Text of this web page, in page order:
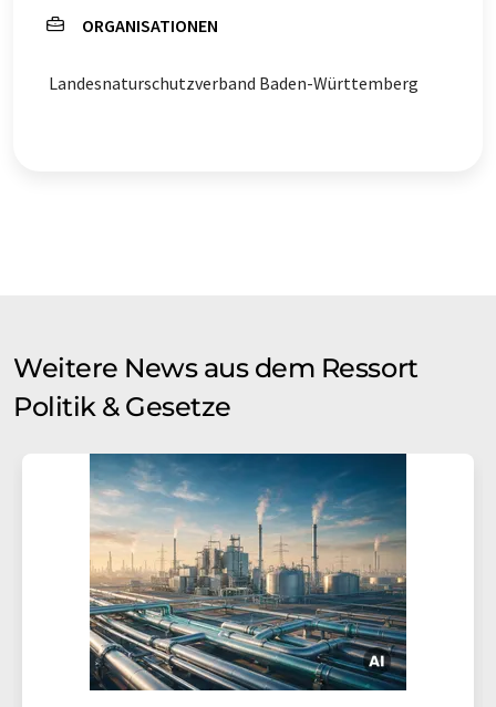
ORGANISATIONEN
Landesnaturschutzverband Baden-Württemberg
Weitere News aus dem Ressort
Politik & Gesetze